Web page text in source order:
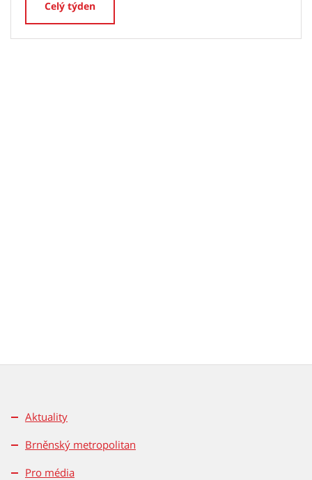
Celý týden
Aktuality
Brněnský metropolitan
Pro média